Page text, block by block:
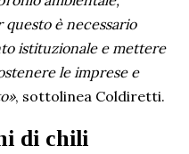
è necessario
istituzionale e mettere
le imprese e
, sottolinea Coldiretti.
di chili